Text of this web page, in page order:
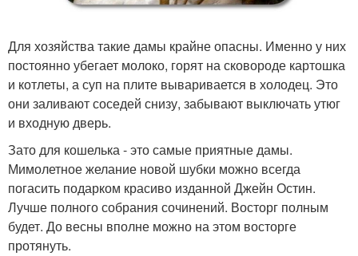
Для хозяйства такие дамы крайне опасны. Именно у них
постоянно убегает молоко, горят на сковороде картошка
и котлеты, а суп на плите вываривается в холодец. Это
они заливают соседей снизу, забывают выключать утюг
и входную дверь.
Зато для кошелька - это самые приятные дамы.
Мимолетное желание новой шубки можно всегда
погасить подарком красиво изданной Джейн Остин.
Лучше полного собрания сочинений. Восторг полным
будет. До весны вполне можно на этом восторге
протянуть.